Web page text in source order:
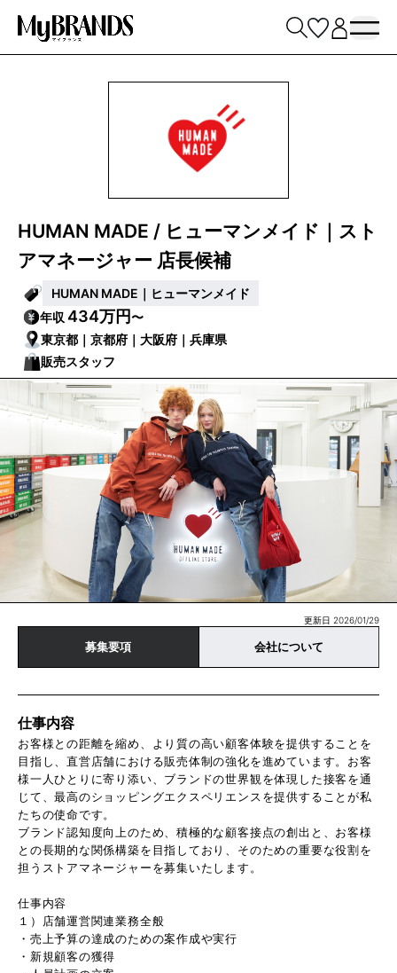
HUMAN MADE / ヒューマンメイド｜スト
アマネージャー 店長候補
HUMAN MADE｜ヒューマンメイド
年収 434万円〜
東京都｜京都府｜大阪府｜兵庫県
販売スタッフ
更新日 2026/01/29
募集要項 会社について
仕事内容
お客様との距離を縮め、より質の高い顧客体験を提供することを
目指し、直営店舗における販売体制の強化を進めています。お客
様一人ひとりに寄り添い、ブランドの世界観を体現した接客を通
じて、最高のショッピングエクスペリエンスを提供することが私
たちの使命です。
ブランド認知度向上のため、積極的な顧客接点の創出と、お客様
との長期的な関係構築を目指しており、そのための重要な役割を
担うストアマネージャーを募集いたします。
仕事内容
１）店舗運営関連業務全般
・売上予算の達成のための案作成や実行
・新規顧客の獲得